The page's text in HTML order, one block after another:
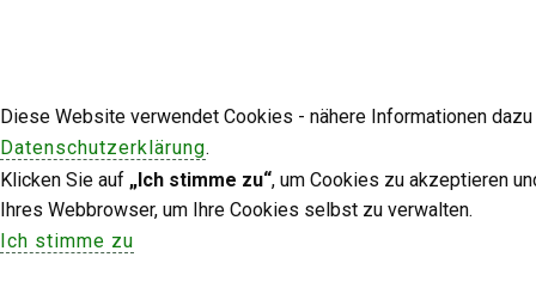
Diese Website verwendet Cookies - nähere Informationen
Datenschutzerklärung.
Klicken Sie auf „Ich stimme zu“, um Cookies zu akzeptieren
Ihres Webbrowser, um Ihre Cookies selbst zu verwalten.
Ich stimme zu